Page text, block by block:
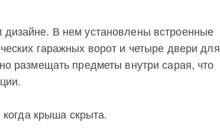
В нем установлены встроенные
гаражных ворот и четыре двери для
размещать предметы внутри сарая, что
крыша скрыта.